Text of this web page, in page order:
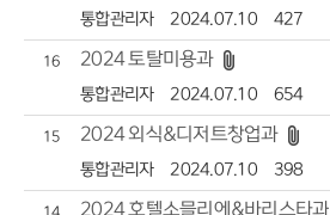
통합관리자 2024.07.10 427
16 2024 토탈미용과
통합관리자 2024.07.10 654
15 2024 외식&디저트창업과
통합관리자 2024.07.10 398
2024 호텔소믈리에&바리스타과